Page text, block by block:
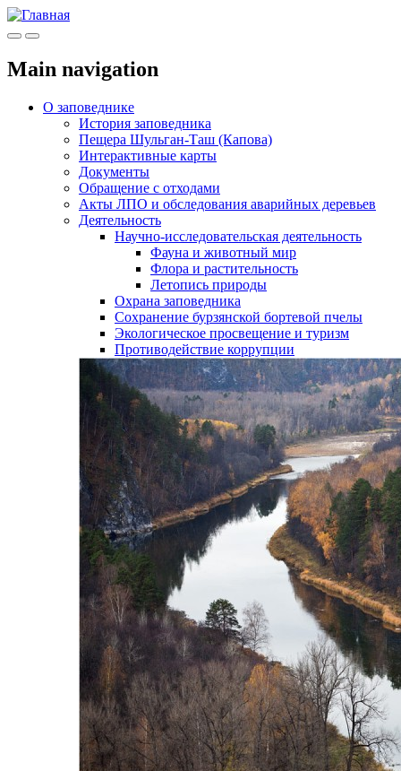
МенюИнфо
Main navigation
О заповеднике
История заповедника
Пещера Шульган-Таш (Капова)
Интерактивные карты
Документы
Обращение с отходами
Акты ЛПО и обследования аварийных деревьев
Деятельность
Научно-исследовательская деятельность
Фауна и животный мир
Флора и растительность
Летопись природы
Охрана заповедника
Сохранение бурзянской бортевой пчелы
Экологическое просвещение и туризм
Противодействие коррупции